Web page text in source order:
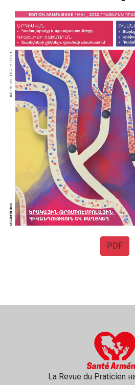
PDF
La Revue du Praticien